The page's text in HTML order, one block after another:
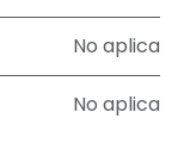
No aplica
No aplica